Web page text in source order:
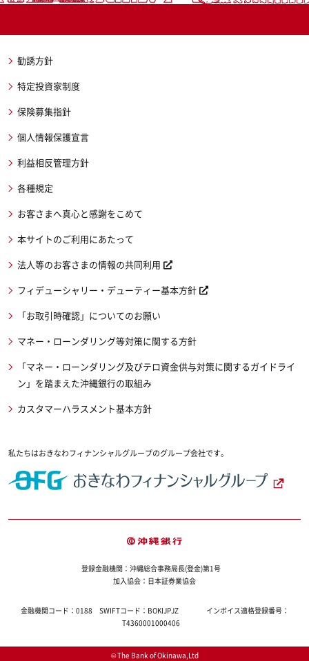
私たちはおきなわフィナンシャルグループのグループ会社です。
勧誘方針
特定投資家制度
保険募集指針
個人情報保護宣言
利益相反管理方針
各種規定
お客さまへ真心と感謝をこめて
本サイトのご利用にあたって
法人等のお客さまの情報の共同利用
フィデューシャリー・デューティー基本方針
「お取引時確認」についてのお願い
マネー・ローンダリング等対策に関する方針
「マネー・ローンダリング及びテロ資金供与対策に関するガイドライ
ン」を踏まえた沖縄銀行の取組み
カスタマーハラスメント基本方針
登録金融機関：沖縄総合事務局長(登金)第1号
加入協会：日本証券業協会
金融機関コード： 0188 SWIFTコード： BOKIJPJZ
インボイス適格登録番号：
T4360001000406
© The Bank of Okinawa,Ltd